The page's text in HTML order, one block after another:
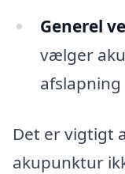
Generel
vælger
Det er vigtigt
akupunktur